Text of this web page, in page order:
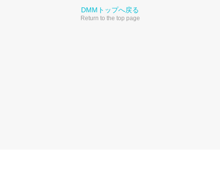
DMMトップへ戻る
Return to the top page